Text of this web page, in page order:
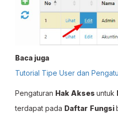
Baca juga
Tutorial Tipe User dan
Pengaturan Hak Akses untuk
terdapat pada Daftar Fungsi